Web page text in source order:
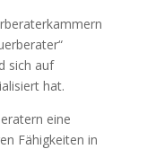
sich auf
hat.
eine
Fähigkeiten in